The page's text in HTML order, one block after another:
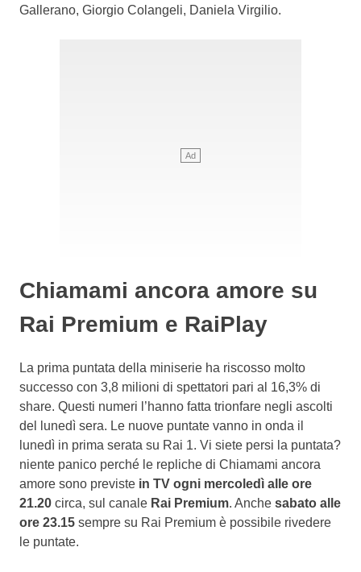
Gallerano, Giorgio Colangeli, Daniela Virgilio.
Chiamami ancora amore su
Rai Premium e RaiPlay
La prima puntata della miniserie ha riscosso molto
successo con 3,8 milioni di spettatori pari al 16,3% di
share. Questi numeri l’hanno fatta trionfare negli ascolti
del lunedì sera. Le nuove puntate vanno in onda il
lunedì in prima serata su Rai 1. Vi siete persi la puntata?
niente panico perché le repliche di Chiamami ancora
amore sono previste in TV ogni mercoledì alle ore
21.20 circa, sul canale Rai Premium. Anche sabato alle
ore 23.15 sempre su Rai Premium è possibile rivedere
le puntate.